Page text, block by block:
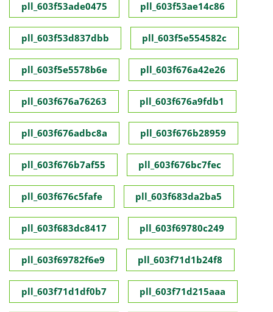
pll_603f53ade0475 pll_603f53ae14c86
pll_603f53d837dbb pll_603f5e554582c
pll_603f5e5578b6e pll_603f676a42e26
pll_603f676a76263 pll_603f676a9fdb1
pll_603f676adbc8a pll_603f676b28959
pll_603f676b7af55 pll_603f676bc7fec
pll_603f676c5fafe pll_603f683da2ba5
pll_603f683dc8417 pll_603f69780c249
pll_603f69782f6e9 pll_603f71d1b24f8
pll_603f71d1df0b7 pll_603f71d215aaa